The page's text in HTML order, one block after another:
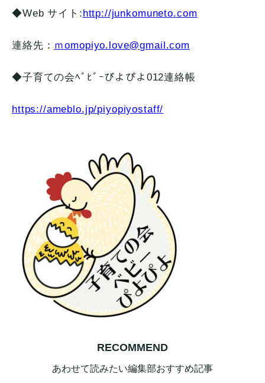
◆Web サイト:http://junkomuneto.com
連絡先： ｍomopiyo.love@gmail.com
◆子育ての会ﾍﾞﾋﾞｰぴよぴよ012連絡帳
https://ameblo.jp/piyopiyostaff/
RECOMMEND
あわせて読みたい編集部おすすめ記事